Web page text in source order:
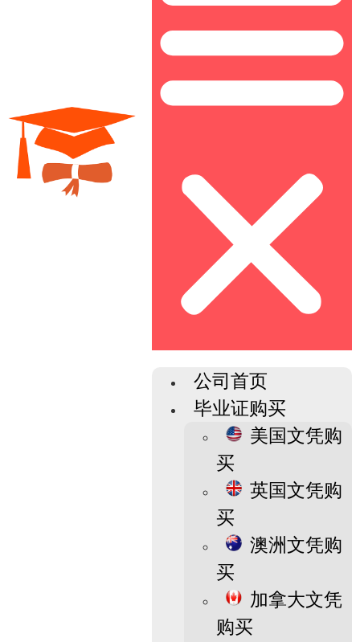
公司首页
毕业证购买
美国文凭购
买
英国文凭购
买
澳洲文凭购
买
加拿大文凭
购买